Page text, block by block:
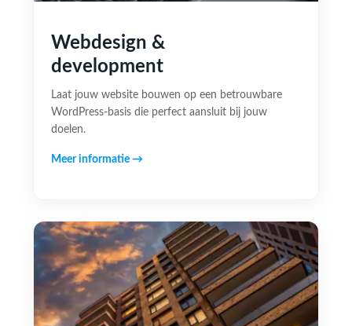
Webdesign &
development
Laat jouw website bouwen op een betrouwbare
WordPress-basis die perfect aansluit bij jouw
doelen.
Meer informatie →